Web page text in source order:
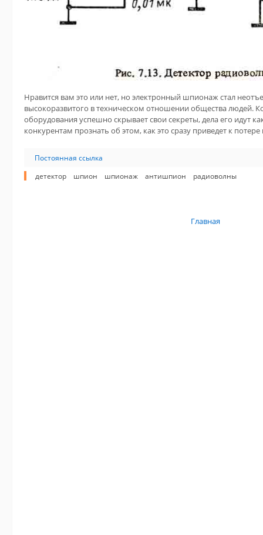
Нравится вам это или нет, но электронный шпионаж стал
высокоразвитого в техническом отношении общества людей.
оборудования успешно скрывает свои секреты, дела его идут
конкурентам прознать об этом, как это сразу приведет к
Постоянная ссылка
детектор
шпион шпионаж антишпион радиоволны
Главная